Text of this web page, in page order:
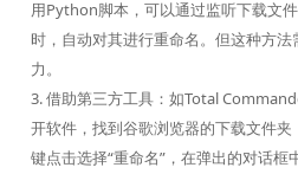
用Python脚本，可以通过监听下载文
时，自动对其进行重命名。但这种方
力。
3. 借助第三方工具：如Total
开软件，找到谷歌浏览器的下载文件
键点击选择“重命名”，在弹出的对话